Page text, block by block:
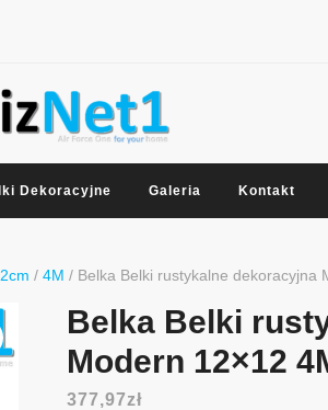
Dekoracyjne Galeria Kontakt
/ 4M / Belka Belki rustykalne dekoracyjna
Belka Belki
Modern 12×12
377,97zł